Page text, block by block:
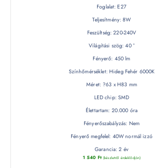
Foglalat: E27
Teljesítmény: 8W
Feszültség: 220-240V
Világítási szög: 40 °
Fényerő: 450 lm
Színhőmérséklet: Hideg Fehér 6000K
Méret: ?63 x H83 mm
LED chip: SMD
Élettartam: 20.000 óra
Fényerőszabályzás: Nem
Fényerő megfelel: 40W normál izzó
Garancia: 2 év
1 540 Ft (készletről érdeklődjön)